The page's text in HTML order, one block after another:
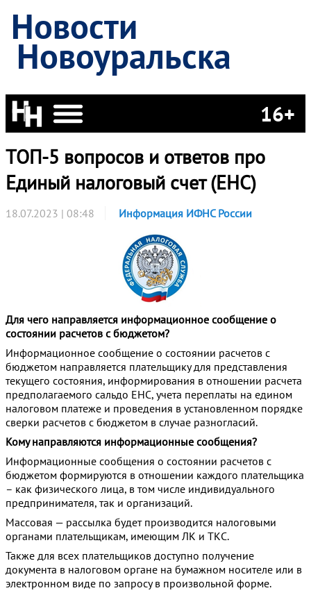
Новости
Новоуральска
16+
ТОП-5 вопросов и ответов про
Единый налоговый счет (ЕНС)
18.07.2023 | 08:48 Информация ИФНС России
Для чего направляется информационное сообщение о
состоянии расчетов с бюджетом?
Информационное сообщение о состоянии расчетов с
бюджетом направляется плательщику для представления
текущего состояния, информирования в отношении расчета
предполагаемого сальдо ЕНС, учета переплаты на едином
налоговом платеже и проведения в установленном порядке
сверки расчетов с бюджетом в случае разногласий.
Кому направляются информационные сообщения?
Информационные сообщения о состоянии расчетов с
бюджетом формируются в отношении каждого плательщика
– как физического лица, в том числе индивидуального
предпринимателя, так и организаций.
Массовая — рассылка будет производится налоговыми
органами плательщикам, имеющим ЛК и ТКС.
Также для всех плательщиков доступно получение
документа в налоговом органе на бумажном носителе или в
электронном виде по запросу в произвольной форме.